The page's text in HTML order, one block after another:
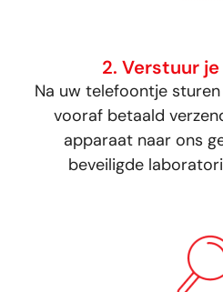
2. Verstuur
Na uw telefoontje
vooraf betaald
apparaat naar ons
beveiligde